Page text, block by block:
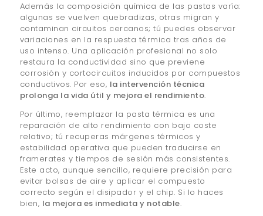
Además la composición química de las pastas varía:
algunas se vuelven quebradizas, otras migran y
contaminan circuitos cercanos; tú puedes observar
variaciones en la respuesta térmica tras años de
uso intenso. Una aplicación profesional no solo
restaura la conductividad sino que previene
corrosión y cortocircuitos inducidos por compuestos
conductivos. Por eso, la intervención técnica
prolonga la vida útil y mejora el rendimiento.
Por último, reemplazar la pasta térmica es una
reparación de alto rendimiento con bajo coste
relativo; tú recuperas márgenes térmicos y
estabilidad operativa que pueden traducirse en
framerates y tiempos de sesión más consistentes.
Este acto, aunque sencillo, requiere precisión para
evitar bolsas de aire y aplicar el compuesto
correcto según el disipador y el chip. Si lo haces
bien, la mejora es inmediata y notable.